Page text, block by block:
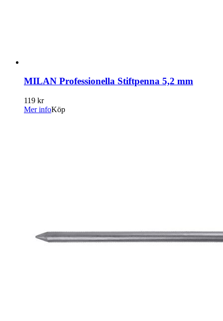
MILAN Professionella Stiftpenna 5,2 mm
119 kr
Mer infoKöp